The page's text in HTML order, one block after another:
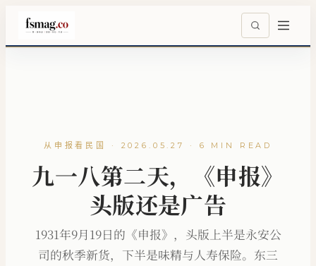
从申报看民国 · 2026.05.27 · 6 MIN READ
九一八第二天，《申报》
头版还是广告
1931年9月19日的《申报》，头版上半是永安公
司的秋季新货，下半是味精与人寿保险。东三